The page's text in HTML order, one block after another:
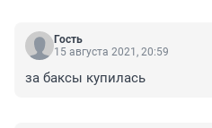
Гость
15 августа 2021, 20:59
за баксы купилась